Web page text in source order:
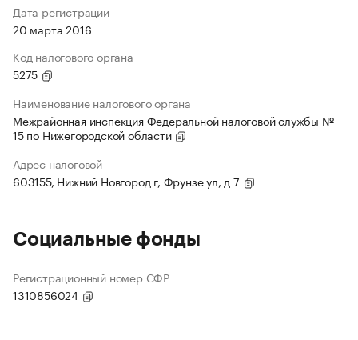
Дата регистрации
20 марта 2016
Код налогового органа
5275
Наименование налогового органа
Межрайонная инспекция Федеральной налоговой службы №
15 по Нижегородской области
Адрес налоговой
603155, Нижний Новгород г, Фрунзе ул, д 7
Социальные фонды
Регистрационный номер СФР
1310856024